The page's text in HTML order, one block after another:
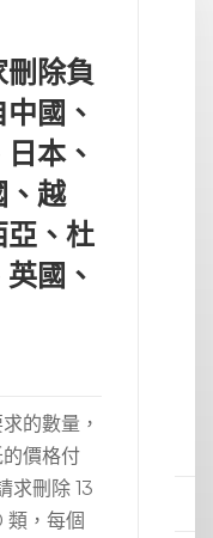
除負
國、
本、
、越
亞、杜
國、
的數量，
價格付
求刪除 13
類，每個